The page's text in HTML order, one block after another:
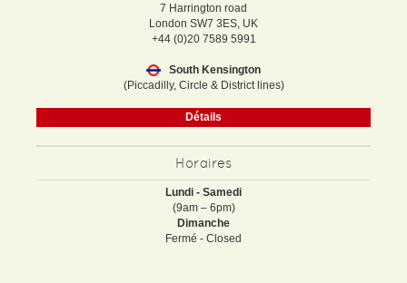
7 Harrington road
London SW7 3ES, UK
+44 (0)20 7589 5991
South Kensington
(Piccadilly, Circle & District lines)
Détails
Horaires
Lundi - Samedi
(9am – 6pm)
Dimanche
Fermé - Closed